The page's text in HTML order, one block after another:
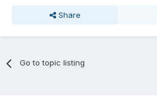
Share
Go to topic listing